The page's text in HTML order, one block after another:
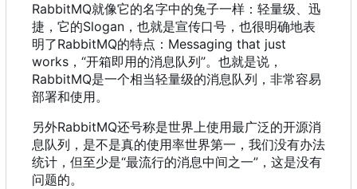
RabbitMQ就像它的名字中的兔子一样 ： 轻量级、迅
捷 ， 它的Slogan ， 也就是宣传口号 ， 也很明确地表
明了RabbitMQ的特点 ： Messaging that just
works ， “开箱即用的消息队列”。也就是说 ，
RabbitMQ是一个相当轻量级的消息队列 ， 非常容易
部署和使用。
另外RabbitMQ还号称是世界上使用最广泛的开源消
息队列 ， 是不是真的使用率世界第一 ， 我们没有办法
统计 ， 但至少是“最流行的消息中间之一” ， 这是没有
问题的。